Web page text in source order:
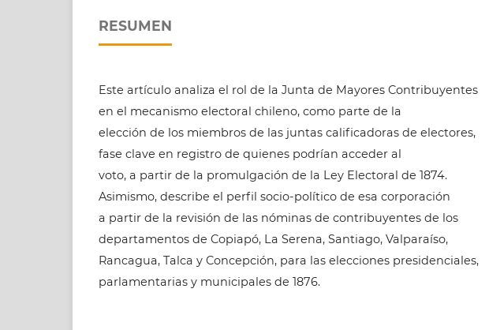
RESUMEN
Este artículo analiza el rol de la Junta de Mayores Contribuyentes
en el mecanismo electoral chileno, como parte de la
elección de los miembros de las juntas calificadoras de electores,
fase clave en registro de quienes podrían acceder al
voto, a partir de la promulgación de la Ley Electoral de 1874.
Asimismo, describe el perfil socio-político de esa corporación
a partir de la revisión de las nóminas de contribuyentes de los
departamentos de Copiapó, La Serena, Santiago, Valparaíso,
Rancagua, Talca y Concepción, para las elecciones presidenciales,
parlamentarias y municipales de 1876.